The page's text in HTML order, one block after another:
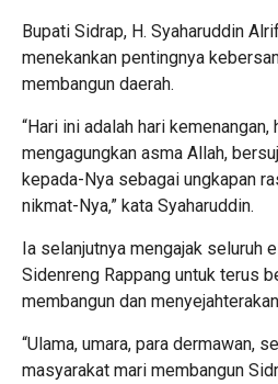
Bupati Sidrap, H. Syaharuddin
menekankan pentingnya
membangun daerah.
“Hari ini adalah hari kemenangan,
mengagungkan asma Allah,
kepada-Nya sebagai ungkapan
nikmat-Nya,” kata Syaharuddin.
Ia selanjutnya mengajak seluruh
Sidenreng Rappang untuk terus
membangun dan
“Ulama, umara, para dermawan,
masyarakat mari membangun